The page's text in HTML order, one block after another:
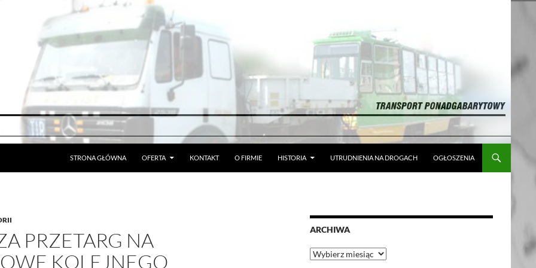
STRONA GŁÓWNA OFERTA KONTAKT O FIRMIE HISTORIA UTRUDNIENIA NA DROGACH OGŁOSZENIA
PRZETARG NA
KOLEJNEGO
ARCHIWA
Archiwa